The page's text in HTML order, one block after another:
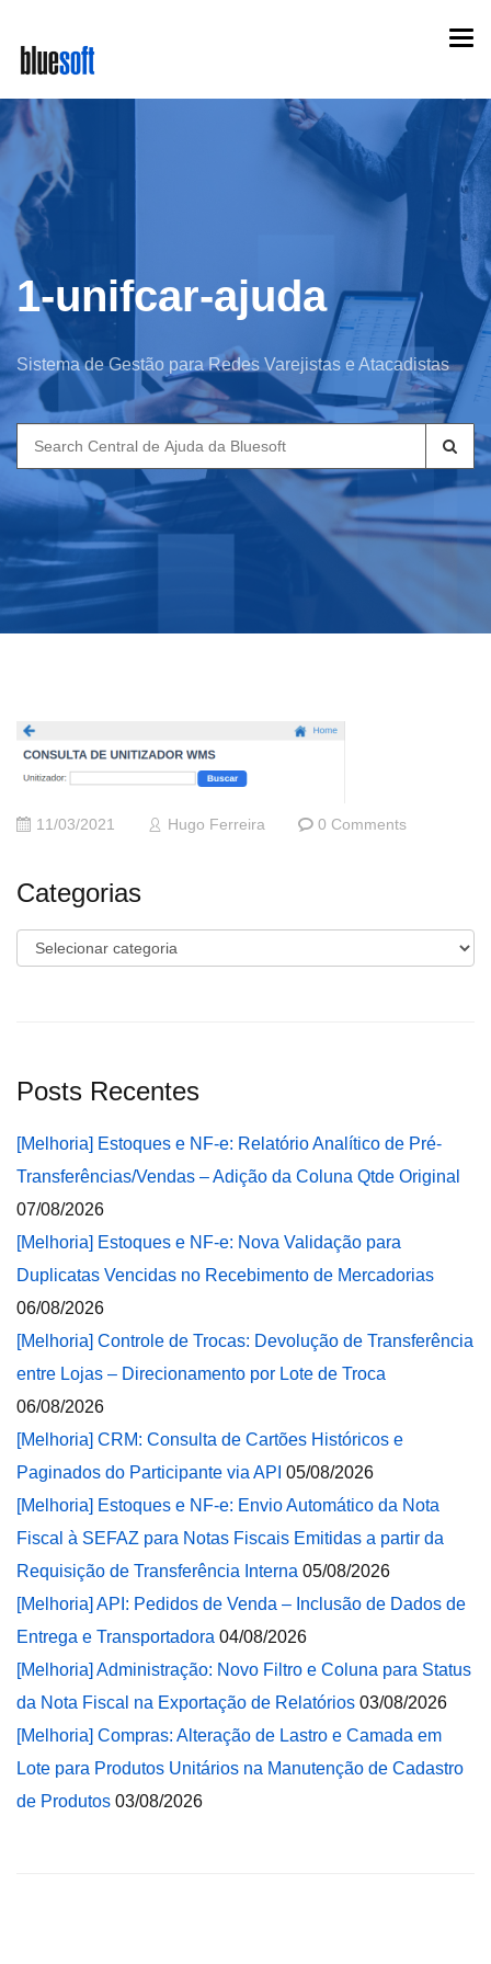
main
content
1-unifcar-ajuda
Sistema de Gestão para Redes Varejistas e Atacadistas
Search
for:
11/03/2021 Hugo Ferreira 0 Comments
Categorias
Categorias
Posts Recentes
[Melhoria] Estoques e NF-e: Relatório Analítico de Pré-
Transferências/Vendas – Adição da Coluna Qtde Original
07/08/2026
[Melhoria] Estoques e NF-e: Nova Validação para
Duplicatas Vencidas no Recebimento de Mercadorias
06/08/2026
[Melhoria] Controle de Trocas: Devolução de Transferência
entre Lojas – Direcionamento por Lote de Troca
06/08/2026
[Melhoria] CRM: Consulta de Cartões Históricos e
Paginados do Participante via API 05/08/2026
[Melhoria] Estoques e NF-e: Envio Automático da Nota
Fiscal à SEFAZ para Notas Fiscais Emitidas a partir da
Requisição de Transferência Interna 05/08/2026
[Melhoria] API: Pedidos de Venda – Inclusão de Dados de
Entrega e Transportadora 04/08/2026
[Melhoria] Administração: Novo Filtro e Coluna para Status
da Nota Fiscal na Exportação de Relatórios 03/08/2026
[Melhoria] Compras: Alteração de Lastro e Camada em
Lote para Produtos Unitários na Manutenção de Cadastro
de Produtos 03/08/2026